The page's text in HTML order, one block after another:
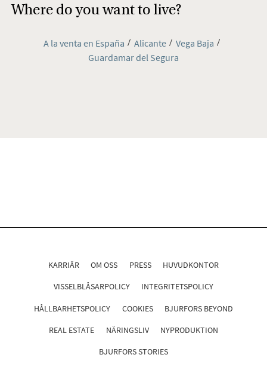
Where do you want to live?
A la venta en España Alicante
Vega Baja
Guardamar del Segura
KARRIÄR OM OSS PRESS HUVUDKONTOR
VISSELBLÅSARPOLICY INTEGRITETSPOLICY
HÅLLBARHETSPOLICY COOKIES BJURFORS BEYOND
REAL ESTATE NÄRINGSLIV NYPRODUKTION
BJURFORS STORIES